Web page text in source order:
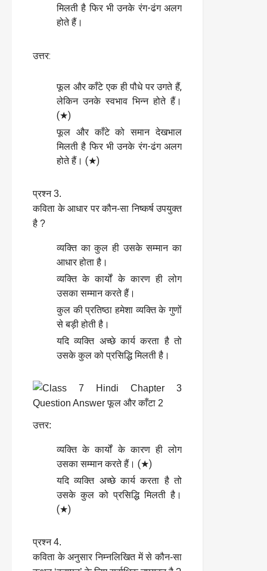
मिलती है फिर भी उनके रंग-ढंग अलग
होते हैं।
उत्तर:
फूल और काँटे एक ही पौधे पर उगते हैं,
लेकिन उनके स्वभाव भिन्न होते हैं।
(★)
फूल और काँटे को समान देखभाल
मिलती है फिर भी उनके रंग-ढंग अलग
होते हैं। (★)
प्रश्न 3.
कविता के आधार पर कौन-सा निष्कर्ष उपयुक्त
है ?
व्यक्ति का कुल ही उसके सम्मान का
आधार होता है।
व्यक्ति के कार्यों के कारण ही लोग
उसका सम्मान करते हैं।
कुल की प्रतिष्ठा हमेशा व्यक्ति के गुणों
से बड़ी होती है।
यदि व्यक्ति अच्छे कार्य करता है तो
उसके कुल को प्रसिद्धि मिलती है।
उत्तर:
व्यक्ति के कार्यों के कारण ही लोग
उसका सम्मान करते हैं। (★)
यदि व्यक्ति अच्छे कार्य करता है तो
उसके कुल को प्रसिद्धि मिलती है।
(★)
प्रश्न 4.
कविता के अनुसार निम्नलिखित में से कौन-सा